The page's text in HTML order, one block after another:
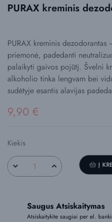
PURAX kreminis
PURAX kreminis
priemonė, padedanti
palaikyti gaivos pojūtį. Švelni
alkoholio tinka lengvam bei
sudėtyje esantis alavijas
9,90 €
Kiekis
Į
Saugus Atsiskaitymas
Atsiskaitykite saugiai per el.